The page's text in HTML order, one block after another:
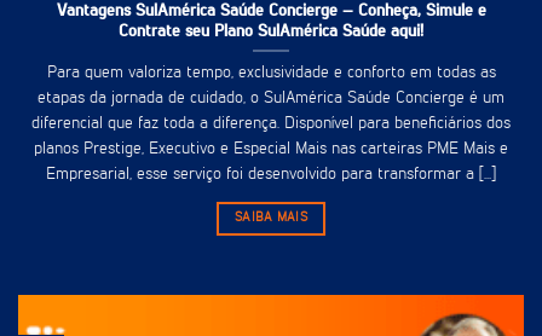
Vantagens SulAmérica Saúde Concierge – Conheça, Simule e
Contrate seu Plano SulAmérica Saúde aqui!
Para quem valoriza tempo, exclusividade e conforto em todas as
etapas da jornada de cuidado, o SulAmérica Saúde Concierge é um
diferencial que faz toda a diferença. Disponível para beneficiários dos
planos Prestige, Executivo e Especial Mais nas carteiras PME Mais e
Empresarial, esse serviço foi desenvolvido para transformar a [...]
SAIBA MAIS